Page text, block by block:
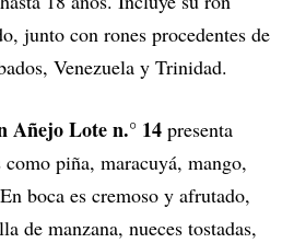
junto con rones procedentes de
Venezuela y Trinidad.
Añejo Lote n.° 14 presenta
piña, maracuyá, mango,
boca es cremoso y afrutado,
de manzana, nueces tostadas,